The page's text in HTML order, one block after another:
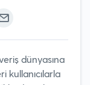
dünyasına
kullanıcılarla